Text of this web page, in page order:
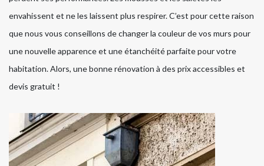
envahissent et ne les laissent plus respirer. C’est pour cette raison
que nous vous conseillons de changer la couleur de vos murs pour
une nouvelle apparence et une étanchéité parfaite pour votre
habitation. Alors, une bonne rénovation à des prix accessibles et
devis gratuit !